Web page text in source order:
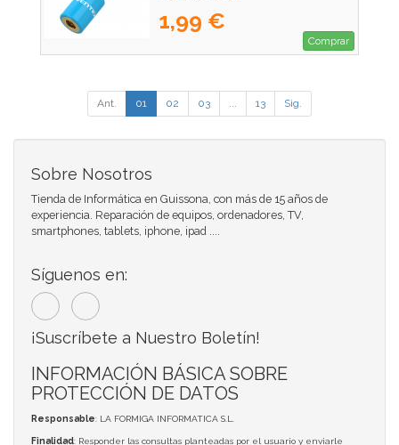
1,99 €
Comprar
Ant. 01 02 03 ... 13 Sig.
Sobre Nosotros
Tienda de Informática en Guissona, con más de 15 años de
experiencia. Reparación de equipos, ordenadores, TV,
smartphones, tablets, iphone, ipad ....
Síguenos en:
¡Suscríbete a Nuestro Boletín!
INFORMACIÓN BÁSICA SOBRE
PROTECCIÓN DE DATOS
Responsable: LA FORMIGA INFORMATICA S.L.
Finalidad: Responder las consultas planteadas por el usuario y enviarle